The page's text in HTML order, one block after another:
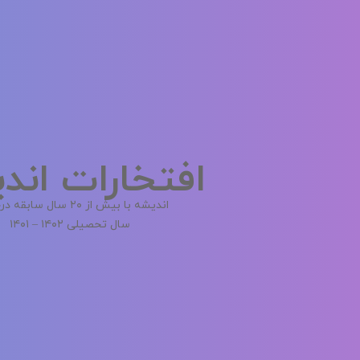
افتخارات
اندیشه با بیش از ۲۰ سال سابقه درخشان
سال تحصیلی ۱۴۰۲ – ۱۴۰۱